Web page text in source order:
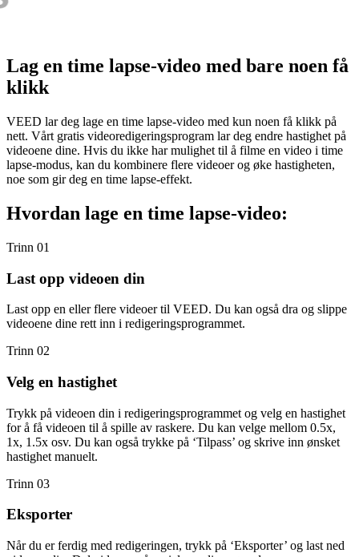
Lag en time lapse-video med bare noen få
klikk
VEED lar deg lage en time lapse-video med kun noen få klikk på
nett. Vårt gratis videoredigeringsprogram lar deg endre hastighet på
videoene dine. Hvis du ikke har mulighet til å filme en video i time
lapse-modus, kan du kombinere flere videoer og øke hastigheten,
noe som gir deg en time lapse-effekt.
Hvordan lage en time lapse-video:
Trinn 01
Last opp videoen din
Last opp en eller flere videoer til VEED. Du kan også dra og slippe
videoene dine rett inn i redigeringsprogrammet.
Trinn 02
Velg en hastighet
Trykk på videoen din i redigeringsprogrammet og velg en hastighet
for å få videoen til å spille av raskere. Du kan velge mellom 0.5x,
1x, 1.5x osv. Du kan også trykke på ‘Tilpass’ og skrive inn ønsket
hastighet manuelt.
Trinn 03
Eksporter
Når du er ferdig med redigeringen, trykk på ‘Eksporter’ og last ned